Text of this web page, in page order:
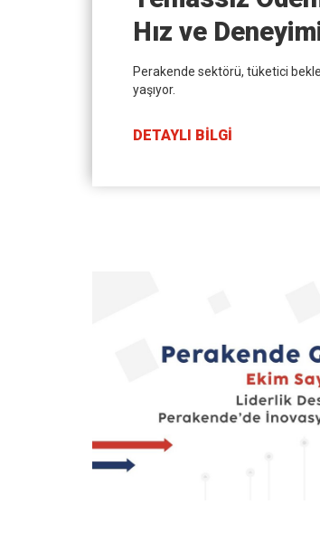
Hız ve
Perakende sektörü, tüketici
yaşıyor.
DETAYLI BİLGİ